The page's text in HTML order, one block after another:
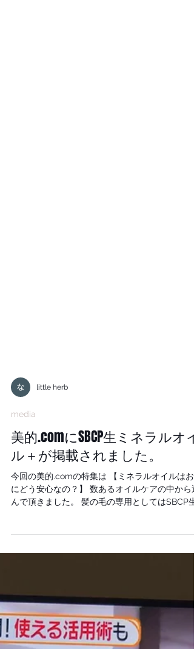
little herb
media
ル＋が掲載されました。
今回の美的.comの特集は 【ミネラルオイルはお肌
ラルオイルとは＞ 安全性は高い。美肌効果を狙う
なら美容成分入りのものを。化粧品用に高度に精
製された鉱物油。皮膚科で使われるワセリンもこ
の一種で、肌に負担をかけず水分をキープしてく